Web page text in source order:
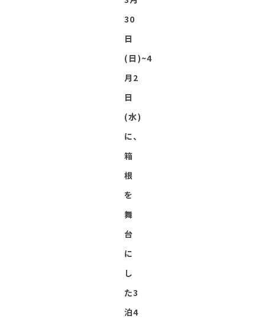
30
日
(日)~4
月2
日
(水)
に、
箱
根
を
舞
台
に
し
た3
泊4